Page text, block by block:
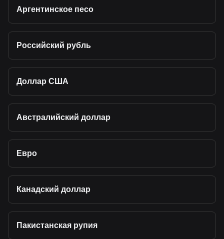
Аргентинское песо
Российский рубль
Доллар США
Австралийский доллар
Евро
Канадский доллар
Пакистанская рупия